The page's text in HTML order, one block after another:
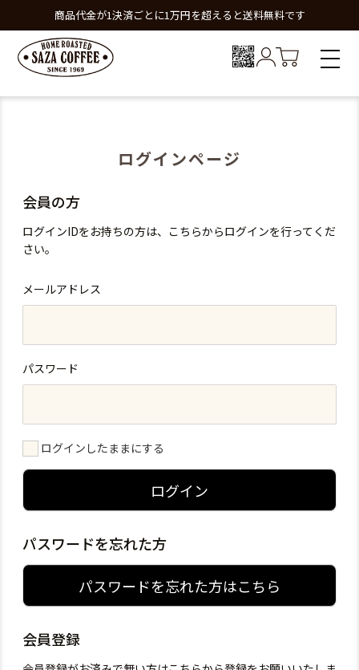
商品代金が1決済ごとに1万円を超えると送料無料です
ログインページ
会員の方
ログインIDをお持ちの方は、こちらからログインを行ってくだ
さい。
メールアドレス
パスワード
ログインしたままにする
ログイン
パスワードを忘れた方
パスワードを忘れた方はこちら
会員登録